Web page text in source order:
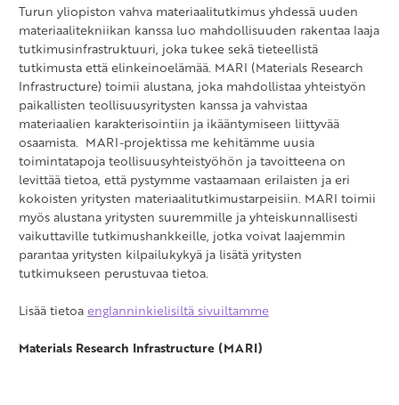
Turun yliopiston vahva materiaalitutkimus yhdessä uuden
materiaalitekniikan kanssa luo mahdollisuuden rakentaa laaja
tutkimusinfrastruktuuri, joka tukee sekä tieteellistä
tutkimusta että elinkeinoelämää. MARI (Materials Research
Infrastructure) toimii alustana, joka mahdollistaa yhteistyön
paikallisten teollisuusyritysten kanssa ja vahvistaa
materiaalien karakterisointiin ja ikääntymiseen liittyvää
osaamista. MARI-projektissa me kehitämme uusia
toimintatapoja teollisuusyhteistyöhön ja tavoitteena on
levittää tietoa, että pystymme vastaamaan erilaisten ja eri
kokoisten yritysten materiaalitutkimustarpeisiin. MARI toimii
myös alustana yritysten suuremmille ja yhteiskunnallisesti
vaikuttaville tutkimushankkeille, jotka voivat laajemmin
parantaa yritysten kilpailukykyä ja lisätä yritysten
tutkimukseen perustuvaa tietoa.
Lisää tietoaenglanninkielisiltä sivuiltamme
Materials Research Infrastructure (MARI)